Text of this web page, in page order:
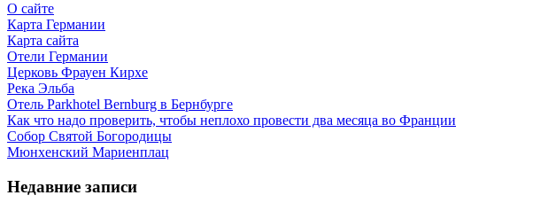
О сайте
Карта Германии
Карта сайта
Отели Германии
Церковь Фрауен Кирхе
Река Эльба
Отель Parkhotel Bernburg в Бернбурге
Как что надо проверить, чтобы неплохо провести два месяца во Франции
Собор Святой Богородицы
Мюнхенский Мариенплац
Недавние записи